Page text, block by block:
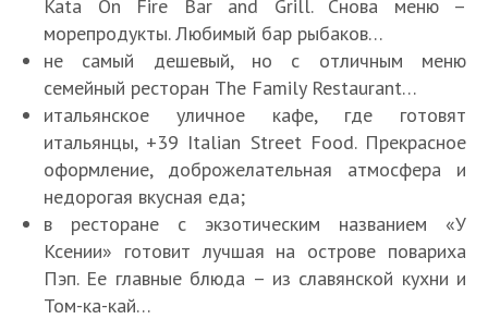
Kata On Fire Bar and Grill. Снова меню –
морепродукты. Любимый бар рыбаков…
не самый дешевый, но с отличным меню
семейный ресторан The Family Restaurant…
итальянское уличное кафе, где готовят
итальянцы, +39 Italian Street Food. Прекрасное
оформление, доброжелательная атмосфера и
недорогая вкусная еда;
в ресторане с экзотическим названием «У
Ксении» готовит лучшая на острове повариха
Пэп. Ее главные блюда – из славянской кухни и
Том-ка-кай…